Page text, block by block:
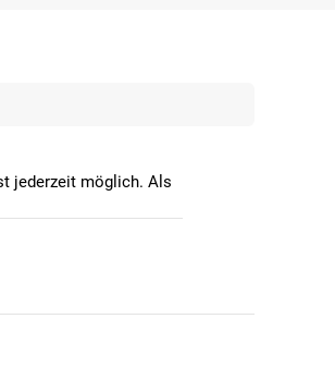
jederzeit möglich. Als